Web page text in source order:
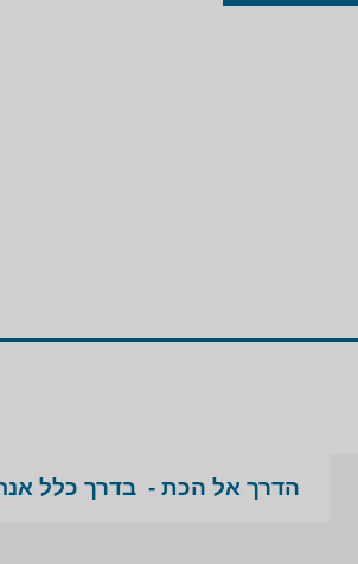
הדרך אל הכת - בדרך כלל